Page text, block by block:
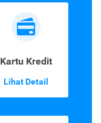
Kartu Kredit
Lihat Detail